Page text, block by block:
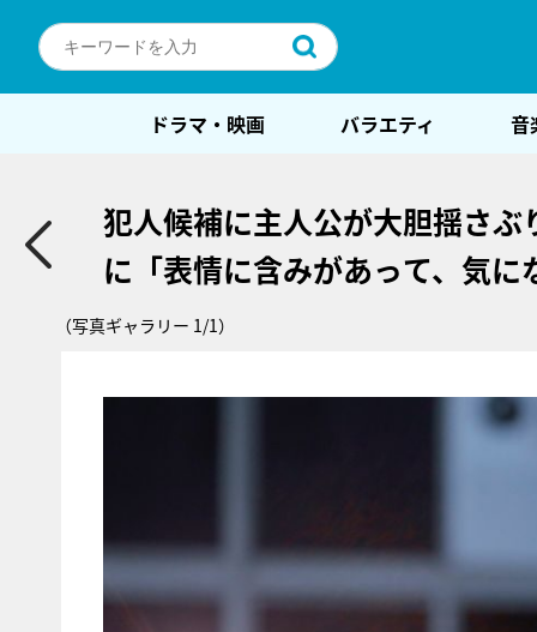
ドラマ・映画 バラエティ 音
犯人候補に主人公が大胆揺さ
に「表情に含みがあって、気に
（写真ギャラリー 1/1）